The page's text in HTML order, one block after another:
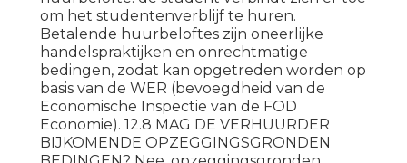
om het studentenverblijf te huren.
Betalende huurbeloftes zijn oneerlijke
handelspraktijken en onrechtmatige
bedingen, zodat kan opgetreden worden op
basis van de WER (bevoegdheid van de
Economische Inspectie van de FOD
Economie). 12.8 MAG DE VERHUURDER
BIJKOMENDE OPZEGGINGSGRONDEN